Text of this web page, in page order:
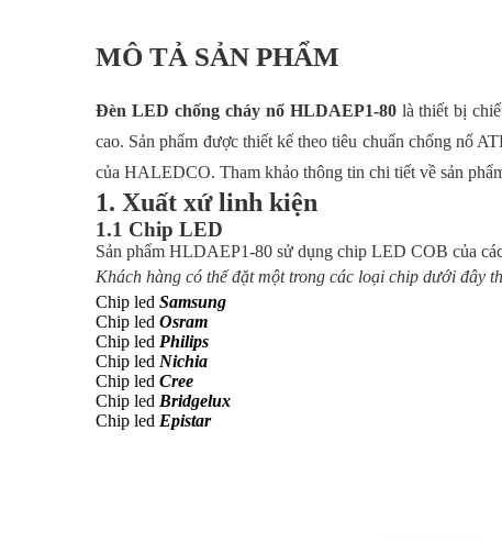
MÔ TẢ SẢN PHẨM
Đèn LED chống cháy nổ HLDAEP1-80 là thiết bị
cao. Sản phẩm được thiết kế theo tiêu chuẩn chống nổ
của HALEDCO. Tham khảo thông tin chi tiết về sản
1. Xuất xứ linh kiện
1.1 Chip LED
Sản phẩm HLDAEP1-80 sử dụng chip LED COB của
Khách hàng có thể đặt một trong các loại chip dưới đây
Chip led Samsung
Chip led Osram
Chip led Philips
Chip led Nichia
Chip led Cree
Chip led Bridgelux
Chip led Epistar